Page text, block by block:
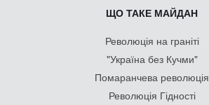
ЩО ТАКЕ МАЙДАН
Революція на граніті
"Україна без Кучми"
Помаранчева революція
Революція Гідності